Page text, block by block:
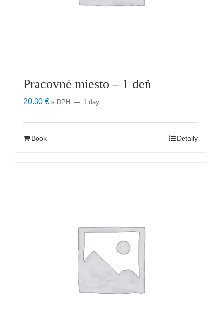
Pracovné miesto – 1 deň
20.30 € s DPH 1 day
Book Detaily